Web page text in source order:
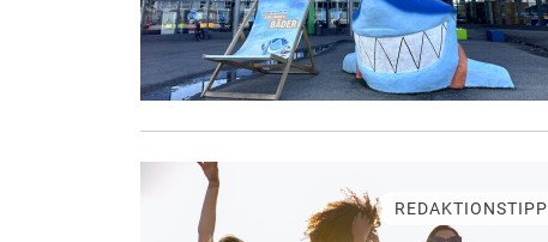
REDAKTIONSTIPP